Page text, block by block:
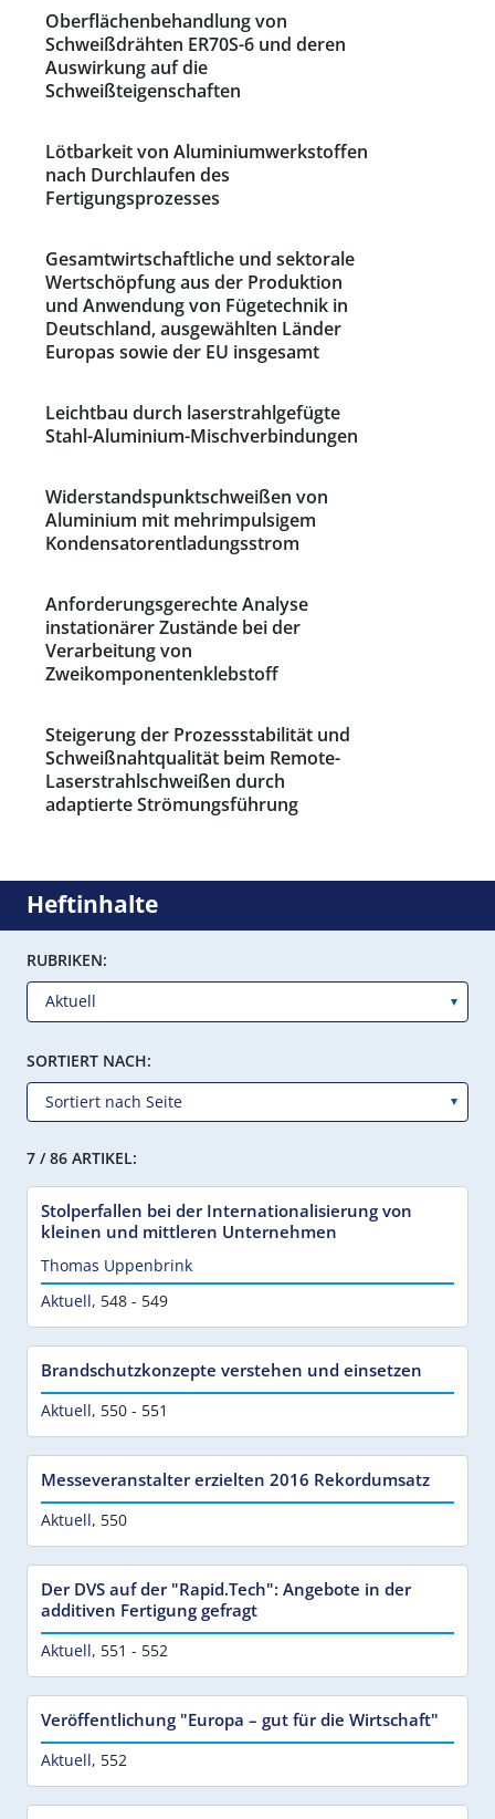
Oberflächenbehandlung von
Schweißdrähten ER70S-6 und deren
Auswirkung auf die
Schweißteigenschaften
Lötbarkeit von Aluminiumwerkstoffen
nach Durchlaufen des
Fertigungsprozesses
Gesamtwirtschaftliche und sektorale
Wertschöpfung aus der Produktion
und Anwendung von Fügetechnik in
Deutschland, ausgewählten Länder
Europas sowie der EU insgesamt
Leichtbau durch laserstrahlgefügte
Stahl-Aluminium-Mischverbindungen
Widerstandspunktschweißen von
Aluminium mit mehrimpulsigem
Kondensatorentladungsstrom
Anforderungsgerechte Analyse
instationärer Zustände bei der
Verarbeitung von
Zweikomponentenklebstoff
Steigerung der Prozessstabilität und
Schweißnahtqualität beim Remote-
Laserstrahlschweißen durch
adaptierte Strömungsführung
Heftinhalte
RUBRIKEN:
SORTIERT NACH:
7 / 86 ARTIKEL:
Stolperfallen bei der Internationalisierung von
kleinen und mittleren Unternehmen
Thomas Uppenbrink
Aktuell, 548 - 549
Brandschutzkonzepte verstehen und einsetzen
Aktuell, 550 - 551
Messeveranstalter erzielten 2016 Rekordumsatz
Aktuell, 550
Der DVS auf der "Rapid.Tech": Angebote in der
additiven Fertigung gefragt
Aktuell, 551 - 552
Veröffentlichung "Europa – gut für die Wirtschaft"
Aktuell, 552